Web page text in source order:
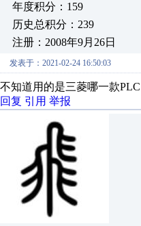
年度积分：159
历史总积分：239
注册：2008年9月26日
发表于：2021-02-24 16:50:03
不知道用的是三菱哪一款
回复 引用 举报